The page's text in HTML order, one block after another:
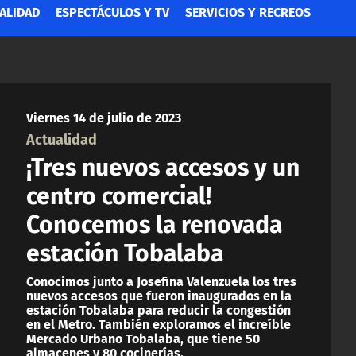
ESPECTÁCULOS Y TV SERVICIOS Y RECREOS
Viernes 14 de julio de 2023
Actualidad
¡Tres nuevos accesos y un
centro comercial!
Conocemos la renovada
estación Tobalaba
Conocimos junto a Josefina Valenzuela los tres
nuevos accesos que fueron inaugurados en la
estación Tobalaba para reducir la congestión
en el Metro. También exploramos el increíble
Mercado Urbano Tobalaba, que tiene 50